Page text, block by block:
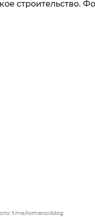
t.me/romanovblog